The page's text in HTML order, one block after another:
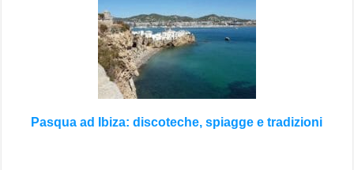
Pasqua ad Ibiza: discoteche, spiagge e tradizioni